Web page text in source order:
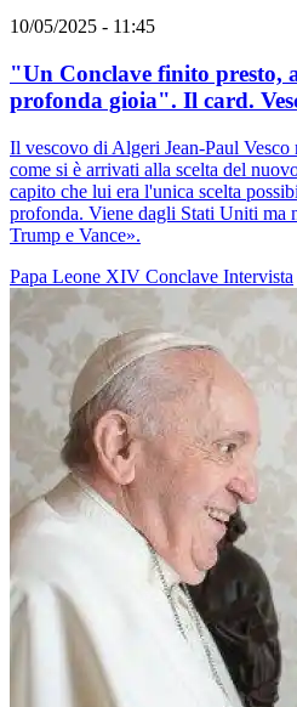
10/05/2025 - 11:45
"Un Conclave finito presto,
profonda gioia". Il card.
Il vescovo di Algeri Jean-Paul
come si è arrivati alla scelta del
capito che lui era l'unica scelta
profonda. Viene dagli Stati Uniti ma
Trump e Vance».
Papa Leone XIV Conclave Intervista